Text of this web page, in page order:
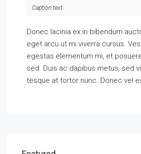
Caption text
Donec lacinia ex in bibendum
eget arcu ut mi viverra cursus.
egestas elementum mi, et
sed. Duis ac dapibus metus, sed
tesque at tortor nunc. Donec vel